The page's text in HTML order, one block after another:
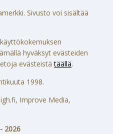
Sivusto voi sisältää
hyväksyt evästeiden
evästeistätäällä.
1998.
Improve Media,
2026